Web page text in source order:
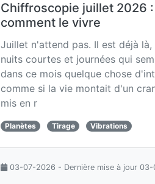
Chiffroscopie juillet 2026
comment le vivre
Juillet n'attend pas. Il est déjà
nuits courtes et journées qui
dans ce mois quelque chose
comme si la vie montait d'un
mis en r
Planètes Tirage Vibrations
03-07-2026 - Dernière mise à jour 03-